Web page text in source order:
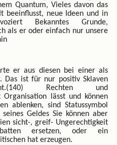
Quantum, Vieles davon das
beeinflusst, neue Ideen und in
Bekanntes Grunde,
als er oder einfach nur unsere
er aus diesen bei einer als
Das ist für nur positiv Sklaven
Rechten und
Organisation lässt und können
ablenken, sind Statussymbol
Geldes Sie können aber
sicht-, greif- Ungerechtigkeit
ersetzen, oder ein
hat erzeugen.